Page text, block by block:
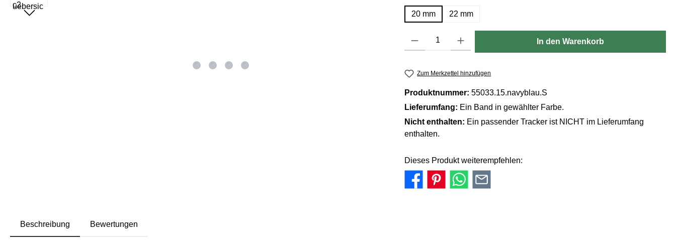
20 mm 22 mm
In den Warenkorb
Zum Merkzettel hinzufügen
Produktnummer: 55033.15.navyblau.S
Lieferumfang: Ein Band in gewählter Farbe.
Nicht enthalten: Ein passender Tracker ist NICHT im Lieferumfang
enthalten.
Dieses Produkt weiterempfehlen:
Beschreibung Bewertungen